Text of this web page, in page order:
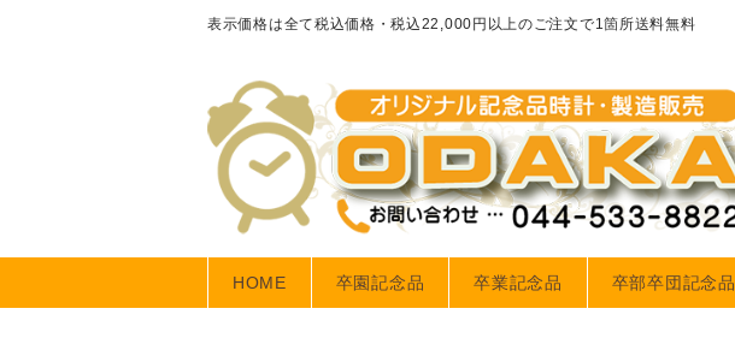
表示価格は全て税込価格・税込22,000円以上のご注文で1箇所送料無料
HOME 卒園記念品 卒業記念品 卒部卒団記念品